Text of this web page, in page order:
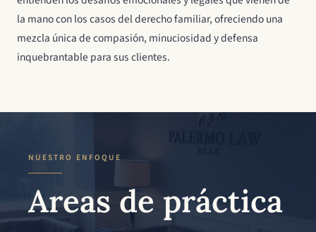
la mano con los casos del derecho familiar, ofreciendo una
mezcla única de compasión, minuciosidad y defensa
inquebrantable para sus clientes.
NUESTRO ENFOQUE
Areas de práctica